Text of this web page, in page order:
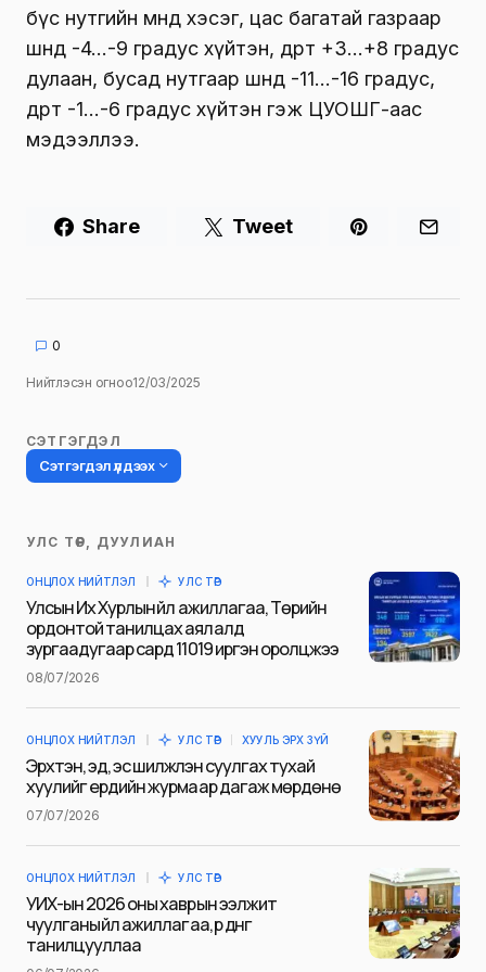
бүс нутгийн өмнөд хэсэг, цас багатай газраар
шөнөдөө -4…-9 градус хүйтэн, өдөртөө +3…+8 градус
дулаан, бусад нутгаар шөнөдөө -11…-16 градус,
өдөртөө -1…-6 градус хүйтэн гэж ЦУОШГ-аас
мэдээллээ.
Share Tweet
0
Нийтлэсэн огноо12/03/2025
СЭТГЭГДЭЛ
Сэтгэгдэл үлдээх
Таны имэйл хаягийг нийтлэхгүй.
тэмдэглэсэн
Сэтгэгдэл*
Name
УЛС ТӨР, ДУУЛИАН
ОНЦЛОХ НИЙТЛЭЛ УЛС ТӨР
Улсын Их Хурлын үйл ажиллагаа, Төрийн
ордонтой танилцах аялалд
зургаадугаар сард 11019 иргэн оролцжээ
08/07/2026
ОНЦЛОХ НИЙТЛЭЛ УЛС ТӨР ХУУЛЬ ЭРХ ЗҮЙ
Эрхтэн, эд, эс шилжүүлэн суулгах тухай
хуулийг ердийн журмаар дагаж мөрдөнө
07/07/2026
ОНЦЛОХ НИЙТЛЭЛ УЛС ТӨР
УИХ-ын 2026 оны хаврын ээлжит
чуулганы үйл ажиллагаа, үр дүнг
танилцууллаа